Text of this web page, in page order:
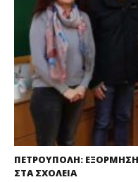
ΠΕΤΡΟΥΠΟΛΗ:
ΣΤΑ ΣΧΟΛΕΙΑ